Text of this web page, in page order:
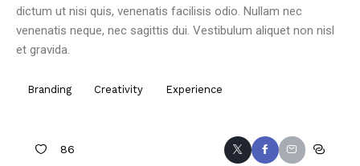
dictum ut nisi quis, venenatis facilisis odio. Nullam nec
venenatis neque, nec sagittis dui. Vestibulum aliquet non nisl
et gravida.
Branding Creativity Experience
86